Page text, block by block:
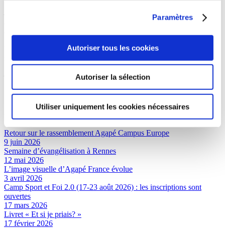
Paramètres
Autoriser tous les cookies
Autoriser la sélection
Utiliser uniquement les cookies nécessaires
– Naviguer avec votre souris ou votre smartphone en vous déplaçant
et en cliquant sur les boutons de cette galerie virtuelle (belle
Voici le lien partageable :360°
sur
– regardez la vidéo réalisée pour vous ci-dessous
Merci Hayyat !
Retour sur le rassemblement Agapé Campus Europe
9 juin 2026
Semaine d’évangélisation à Rennes
12 mai 2026
L’image visuelle d’Agapé France évolue
3 avril 2026
Camp Sport et Foi 2.0 (17-23 août 2026) : les inscriptions sont
ouvertes
17 mars 2026
Livret « Et si je priais? »
17 février 2026